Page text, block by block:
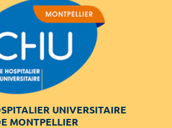
UNIVERSITAIRE
MONTPELLIER